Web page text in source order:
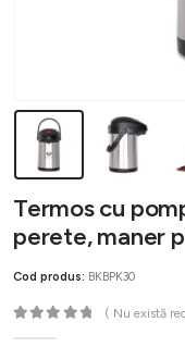
Termos cu
perete, maner
Cod produs: BKBPK30
( Nu există